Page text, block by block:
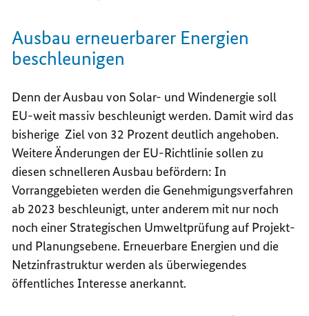
Ausbau erneuerbarer Energien
beschleunigen
Denn der Ausbau von Solar- und Windenergie soll
EU-weit massiv beschleunigt werden. Damit wird das
bisherige Ziel von 32 Prozent deutlich angehoben.
Weitere Änderungen der EU-Richtlinie sollen zu
diesen schnelleren Ausbau befördern: In
Vorranggebieten werden die Genehmigungsverfahren
ab 2023 beschleunigt, unter anderem mit nur noch
noch einer Strategischen Umweltprüfung auf Projekt-
und Planungsebene. Erneuerbare Energien und die
Netzinfrastruktur werden als überwiegendes
öffentliches Interesse anerkannt.